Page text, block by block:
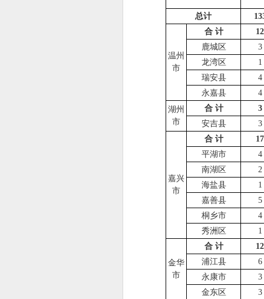
总计
温州
市
合 计
12
鹿城区
3
龙湾区
1
瑞安县
4
永嘉县
4
湖州
市
合 计
3
安吉县
3
嘉兴
市
合 计
17
平湖市
4
南湖区
2
海盐县
1
嘉善县
5
桐乡市
4
秀洲区
1
金华
市
合 计
12
浦江县
6
永康市
3
金东区
3